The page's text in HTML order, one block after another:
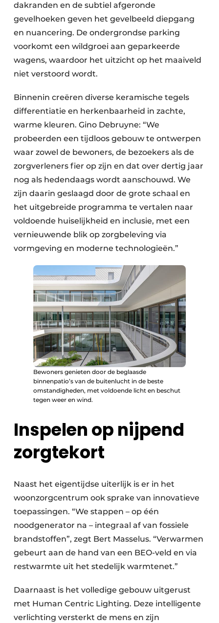
dakranden en de subtiel afgeronde
gevelhoeken geven het gevelbeeld diepgang
en nuancering. De ondergrondse parking
voorkomt een wildgroei aan geparkeerde
wagens, waardoor het uitzicht op het maaiveld
niet verstoord wordt.
Binnenin creëren diverse keramische tegels
differentiatie en herkenbaarheid in zachte,
warme kleuren. Gino Debruyne: “We
probeerden een tijdloos gebouw te ontwerpen
waar zowel de bewoners, de bezoekers als de
zorgverleners fier op zijn en dat over dertig jaar
nog als hedendaags wordt aanschouwd. We
zijn daarin geslaagd door de grote schaal en
het uitgebreide programma te vertalen naar
voldoende huiselijkheid en inclusie, met een
vernieuwende blik op zorgbeleving via
vormgeving en moderne technologieën.”
Bewoners genieten door de beglaasde
binnenpatio’s van de buitenlucht in de beste
omstandigheden, met voldoende licht en beschut
tegen weer en wind.
Inspelen op nijpend
zorgtekort
Naast het eigentijdse uiterlijk is er in het
woonzorgcentrum ook sprake van innovatieve
toepassingen. “We stappen – op één
noodgenerator na – integraal af van fossiele
brandstoffen”, zegt Bert Masselus. “Verwarmen
gebeurt aan de hand van een BEO-veld en via
restwarmte uit het stedelijk warmtenet.”
Daarnaast is het volledige gebouw uitgerust
met Human Centric Lighting. Deze intelligente
verlichting versterkt de mens en zijn